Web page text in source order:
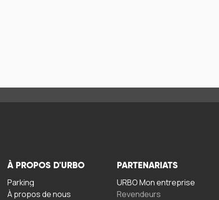
À PROPOS D'URBO
Parking
À propos de nous
PARTENARIATS
URBO Mon entreprise
Revendeurs